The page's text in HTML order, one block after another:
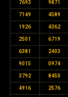
7693 9871
7149 4589
1926 4362
2501 6719
6381 2403
9015 0974
3792 8450
4916 2576